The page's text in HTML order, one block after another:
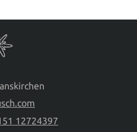
12724397